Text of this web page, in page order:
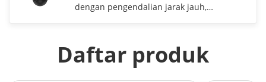
dengan pengendalian jarak jauh,
Daftar produk